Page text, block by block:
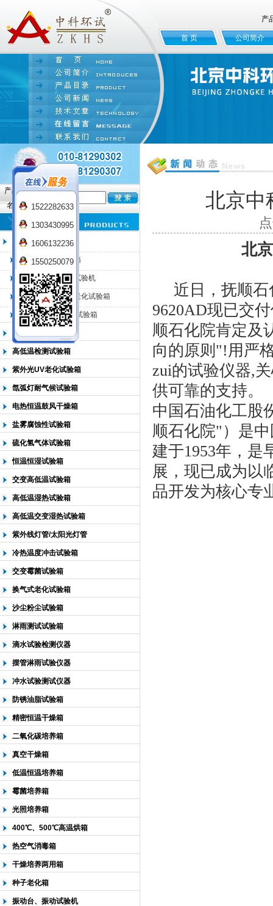
北京中科环试仪器有限公司
产
首 页 公司简介
产品
名:
臭氧老化试验箱
QL-100臭氧老化箱
QL-225臭氧老化试验机
QL-500动态臭氧老化试验箱
QL-0*型臭氧老化试验箱
低温恒温试验箱
高低温检测试验箱
紫外光UV老化试验箱
氙弧灯耐气候试验箱
电热恒温鼓风干燥箱
盐雾腐蚀性试验箱
硫化氢气体试验箱
恒温恒湿试验箱
交变高低温试验箱
高低温湿热试验箱
高低温交变湿热试验箱
紫外线灯管/太阳光灯管
冷热温度冲击试验箱
交变霉菌试验箱
换气式老化试验箱
沙尘粉尘试验箱
淋雨测试试验箱
滴水试验检测仪器
摆管淋雨试验仪器
冲水试验测试仪器
防锈油脂试验箱
精密恒温干燥箱
二氧化碳培养箱
真空干燥箱
低温恒温培养箱
霉菌培养箱
光照培养箱
400℃、500℃高温烘箱
热空气消毒箱
干燥培养两用箱
种子老化箱
振动台、振动试验机
北京中
北
近日，抚顺石
9620AD现已交
顺石化院肯定及
向的原则 "!用严
zui的试验仪器,
供可靠的支持。
中国石油化工股
顺石化院" ）是
建于1953年，是
展，现已成为以
品开发为核心专
1522282633
1303430995
1606132236
1550250079